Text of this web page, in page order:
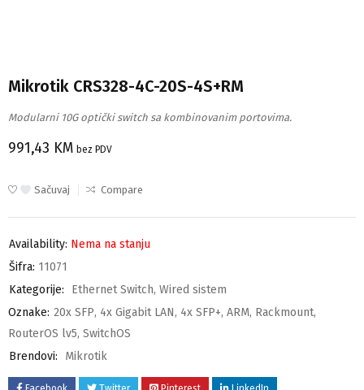
Mikrotik CRS328-4C-20S-4S+RM
Modularni 10G optički switch sa kombinovanim portovima.
991,43 KM bez PDV
Sačuvaj Compare
Availability: Nema na stanju
Šifra: 11071
Kategorije:
Ethernet Switch, Wired sistem
Oznake: 20x SFP, 4x Gigabit LAN, 4x SFP+, ARM, Rackmount,
RouterOS lv5, SwitchOS
Brendovi:
Mikrotik